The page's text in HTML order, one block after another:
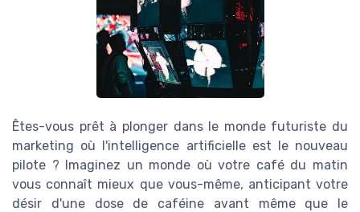
Êtes-vous prêt à plonger dans le monde futuriste du
marketing où l'intelligence artificielle est le nouveau
pilote ? Imaginez un monde où votre café du matin
vous connaît mieux que vous-même, anticipant votre
désir d'une dose de caféine avant même que le